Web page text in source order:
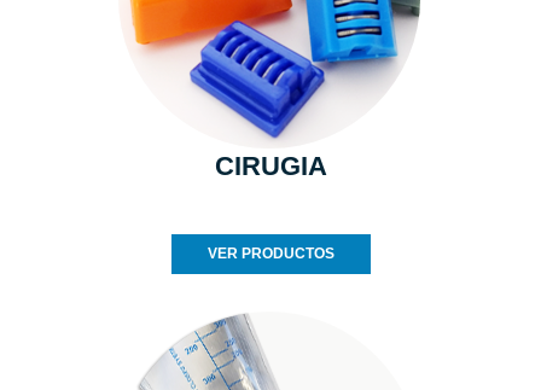
CIRUGIA
VER PRODUCTOS